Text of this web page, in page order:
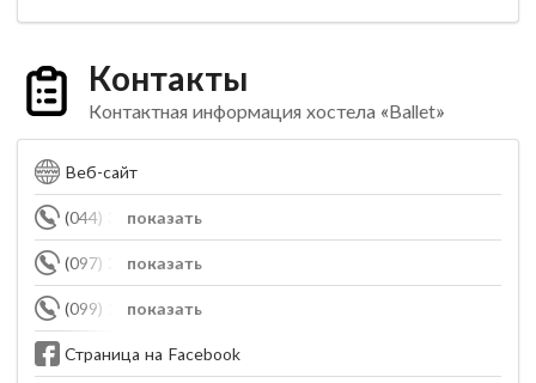
Контакты
Контактная информация хостела «Ballet»
Веб-сайт
показать
(044) 383-64-18
показать
(097) 294-61-52
показать
(099) 101-62-94
Страница на Facebook